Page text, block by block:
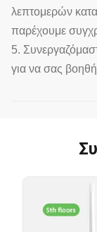
λεπτομερών
παρέχουμε
5.
για να σας